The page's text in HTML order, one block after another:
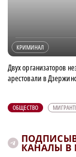
КРИМИНАЛ
Двух организаторов
арестовали в
ОБЩЕСТВО
КАНАЛЫ В